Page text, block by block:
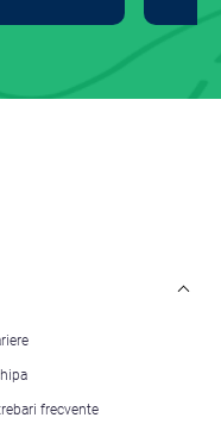
frecvente